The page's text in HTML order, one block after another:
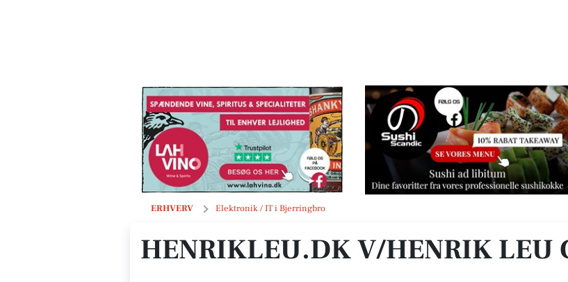
ERHVERV Elektronik / IT i Bjerringbro
henrikleu.dk v/Henrik Leu Christiansen
HENRIKLEU.DK V/HENRIK LEU